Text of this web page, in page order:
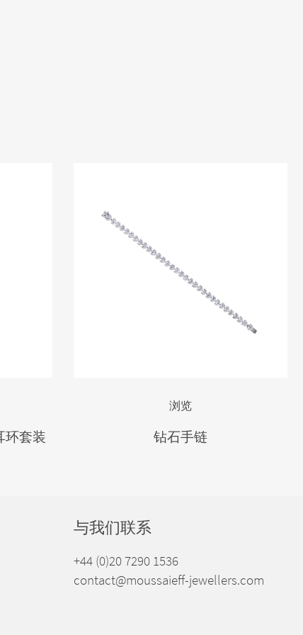
环套装
浏览
钻石手链
与我们联系
+44 (0)20 7290 1536
contact@moussaieff-jewellers.com